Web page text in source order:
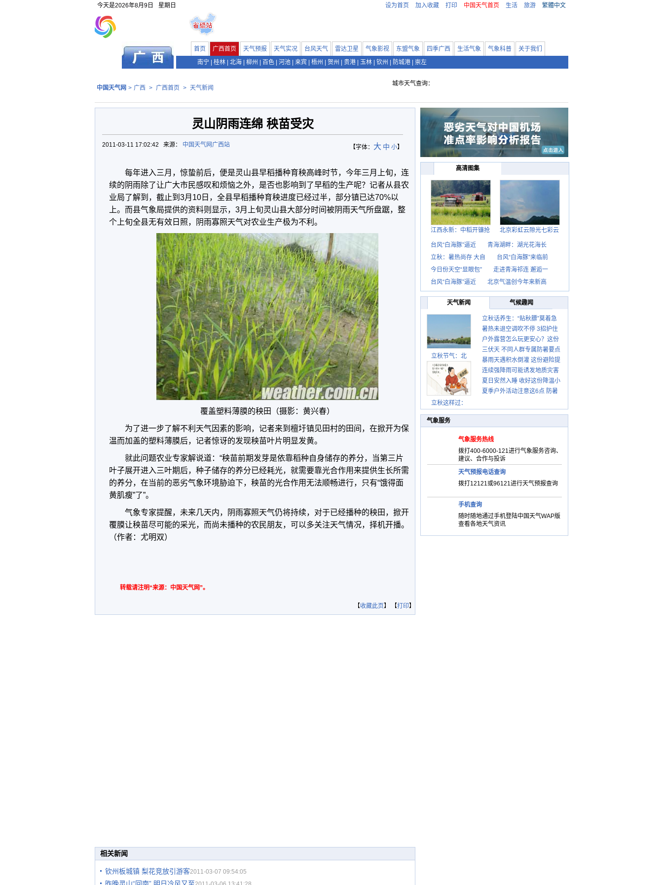
今天是2026年8月9日 星期日 设为首页 加入收藏 打印 中国天气首页 生活 旅游 繁體中文
首页 广西首页 天气预报 天气实况 台风天气 雷达卫星 气象影视 东盟气象 四季广西 生活气象 气象科普
关于我们
南宁
桂林 北海 柳州 百色 河池 来宾 梧州 贺州 贵港 玉林 钦州 防城港 崇左
中国天气网 > 广西 > 广西首页 > 天气新闻
城市天气查询：
灵山阴雨连绵 秧苗受灾
【字体： 大 中 小】
2011-03-11 17:02:42 来源： 中国天气网广西站
每年进入三月，惊蛰前后，便是灵山县早稻播种育秧高峰时节，今年三月上旬，连
续的阴雨除了让广大市民感叹和烦恼之外，是否也影响到了早稻的生产呢？记者从县农
业局了解到，截止到3月10日，全县早稻播种育秧进度已经过半，部分镇已达70%以
上。而县气象局提供的资料则显示，3月上旬灵山县大部分时间被阴雨天气所盘踞，整
个上旬全县无有效日照，阴雨寡照天气对农业生产极为不利。
覆盖塑料薄膜的秧田（摄影：黄兴春）
为了进一步了解不利天气因素的影响，记者来到檀圩镇见田村的田间，在掀开为保
温而加盖的塑料薄膜后，记者惊讶的发现秧苗叶片明显发黄。
就此问题农业专家解说道：“秧苗前期发芽是依靠稻种自身储存的养分，当第三片
叶子展开进入三叶期后，种子储存的养分已经耗光，就需要靠光合作用来提供生长所需
的养分，在当前的恶劣气象环境胁迫下，秧苗的光合作用无法顺畅进行，只有“饿得面
黄肌瘦”了”。
气象专家提醒，未来几天内，阴雨寡照天气仍将持续，对于已经播种的秧田，掀开
覆膜让秧苗尽可能的采光，而尚未播种的农民朋友，可以多关注天气情况，择机开播。
（作者：尤明双）
转载请注明“来源：中国天气网”。
【收藏此页】 【打印】
相关新闻
钦州板城镇 梨花竞放引游客2011-03-07 09:54:05
高清图集
江西永新：中稻开镰抢 北京彩虹云隙光七彩云
台风“白海豚”逼近
青海湖畔：湖光花海长
立秋：暑热尚存 大自
台风“白海豚”来临前
今日份天空“显眼包”
走进青海祁连 邂逅一
台风“白海豚”逼近
北京气温创今年来新高
天气新闻 气候趣闻
立秋节气：北
立秋这样过：
立秋话养生：“贴秋膘”莫着急
先清暑再防燥
暑热未退空调吹不停 3招护住
肩颈不酸痛
户外露营怎么玩更安心？这份
攻略请收好
三伏天 不同人群专属防暑要点
请收好
暴雨天遇积水倒灌 这份避险提
示请收好
连续强降雨可能诱发地质灾害
这些前兆要知道
夏日安然入睡 收好这份降温小
贴士
夏季户外活动注意这6点 防暑
气象服务
气象服务热线
拨打400-6000-121进行气象服务咨询、
建议、合作与投诉
天气预报电话查询
拨打12121或96121进行天气预报查询
手机查询
随时随地通过手机登陆中国天气WAP版
查看各地天气资讯